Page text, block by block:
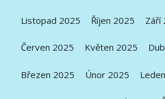
Listopad 2025 Říjen 2025 Září
Červen 2025 Květen 2025
Březen 2025 Únor 2025